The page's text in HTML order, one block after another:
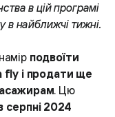
в цій програмі
в найближчі тижні.
подвоїти
fly і продати ще
. Цю
серпні 2024